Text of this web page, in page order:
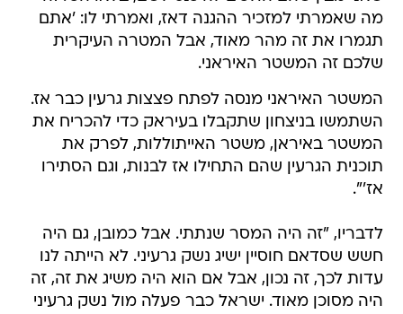
מה שאמרתי למזכיר ההגנה דאז, ואמרתי לו: 'אתם
תגמרו את זה מהר מאוד, אבל המטרה העיקרית
שלכם זה המשטר האיראני.
המשטר האיראני מנסה לפתח פצצות גרעין כבר אז.
השתמשו בניצחון שתקבלו בעיראק כדי להכריח את
המשטר באיראן, משטר האייתוללות, לפרק את
תוכנית הגרעין שהם התחילו אז לבנות, וגם הסתירו
אז'".
לדבריו, "זה היה המסר שנתתי. אבל כמובן, גם היה
חשש שסדאם חוסיין ישיג נשק גרעיני. לא הייתה לנו
עדות לכך, זה נכון, אבל אם הוא היה משיג את זה, זה
היה מסוכן מאוד. ישראל כבר פעלה מול נשק גרעיני